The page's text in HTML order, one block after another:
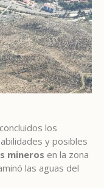
los
y posibles
mineros en la zona
las aguas del